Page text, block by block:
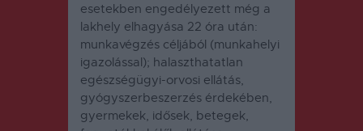
esetekben engedélyezett még a
lakhely elhagyása 22 óra után:
munkavégzés céljából (munkahelyi
igazolással); halaszthatatlan
egészségügyi-orvosi ellátás,
gyógyszerbeszerzés érdekében,
gyermekek, idősek, betegek,